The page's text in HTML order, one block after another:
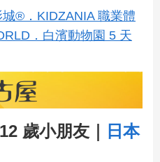
®．KIDZANIA 職業體
．白濱動物園 5 天
歲小朋友｜
日本